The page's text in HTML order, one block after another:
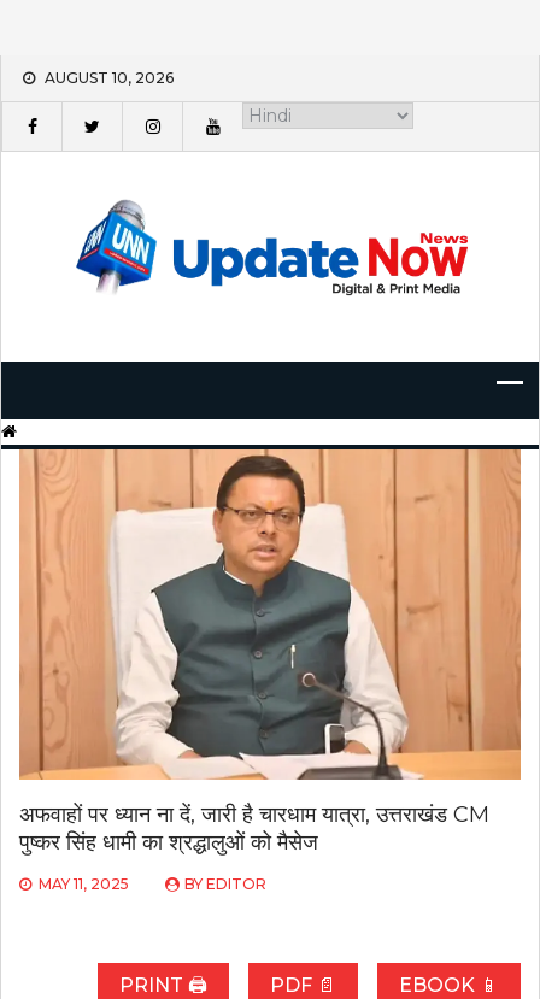
Skip
content
AUGUST 10, 2026
अफवाहों पर ध्यान ना दें, जारी है चारधाम यात्रा, उत्तराखंड CM
पुष्कर सिंह धामी का श्रद्धालुओं को मैसेज
MAY 11, 2025 BY EDITOR
PRINT 🖨 PDF 📄 EBOOK 📱